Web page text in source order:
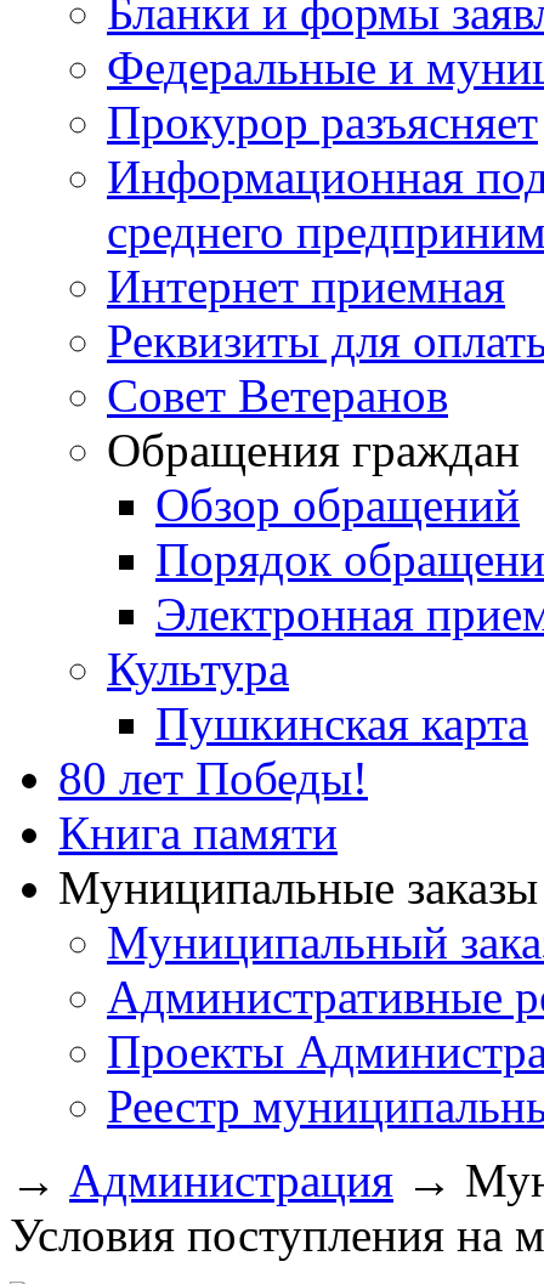
Бланки и формы
Федеральные и
Прокурор разъясняет
Информационная
среднего
Интернет приемная
Реквизиты для
Совет Ветеранов
Обращения граждан
Обзор обращений
Порядок
Электронная
Культура
Пушкинская карта
80 лет Победы!
Книга памяти
Муниципальные
Муниципальный
Административные
Проекты
Реестр
→ Администрация →
Условия поступления на